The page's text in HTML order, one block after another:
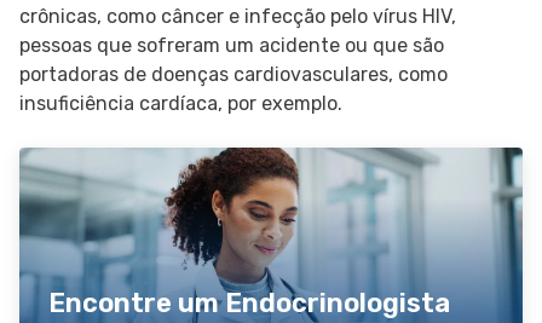
crônicas, como câncer e infecção pelo vírus HIV,
pessoas que sofreram um acidente ou que são
portadoras de doenças cardiovasculares, como
insuficiência cardíaca, por exemplo.
Encontre um Endocrinologista